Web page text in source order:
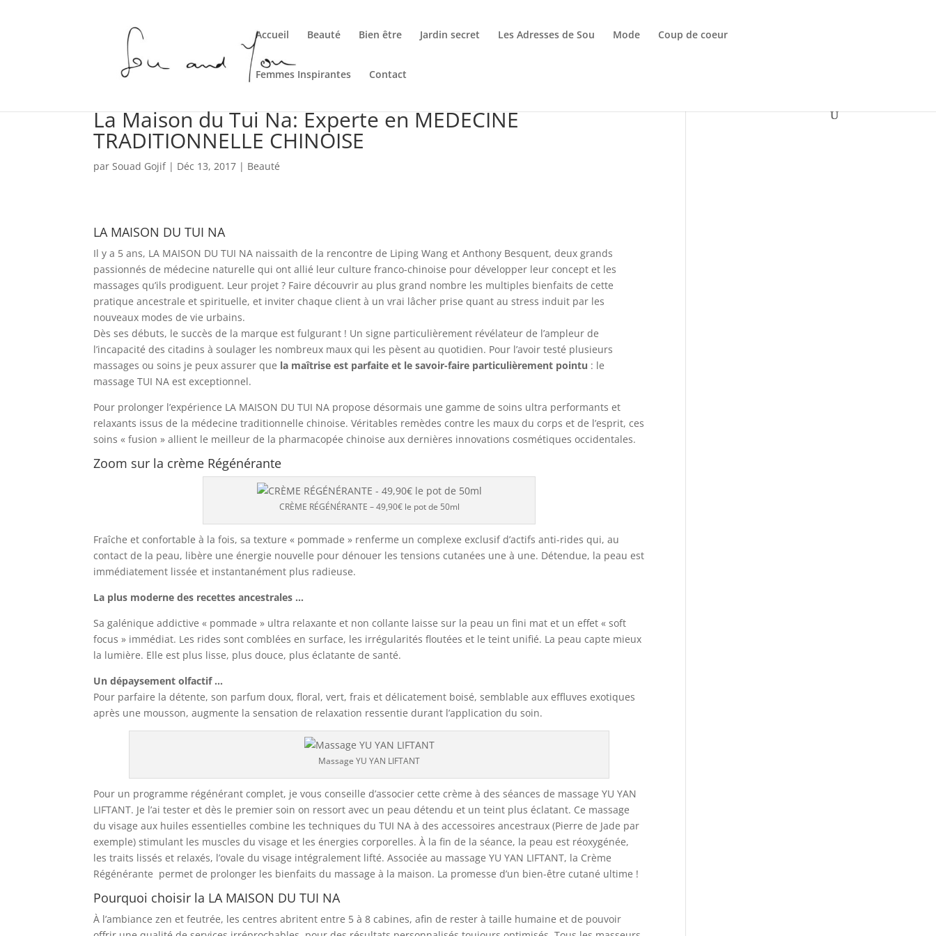
Accueil Beauté Bien être Jardin secret Les Adresses de Sou Mode Coup de coeur
Femmes Inspirantes Contact
La Maison du Tui Na: Experte en MÉDECINE
TRADITIONNELLE CHINOISE
parSouad Gojif| Déc 13, 2017 | Beauté
LA MAISON DU TUI NA
Il y a 5 ans, LA MAISON DU TUI NA naissaith de la rencontre de Liping Wang et Anthony Besquent, deux grands
passionnés de médecine naturelle qui ont allié leur culture franco-chinoise pour développer leur concept et les
massages qu’ils prodiguent. Leur projet ? Faire découvrir au plus grand nombre les multiples bienfaits de cette
pratique ancestrale et spirituelle, et inviter chaque client à un vrai lâcher prise quant au stress induit par les
nouveaux modes de vie urbains.
Dès ses débuts, le succès de la marque est fulgurant ! Un signe particulièrement révélateur de l’ampleur de
l’incapacité des citadins à soulager les nombreux maux qui les pèsent au quotidien. Pour l’avoir testé plusieurs
massages ou soins je peux assurer que la maîtrise est parfaite et le savoir-faire particulièrement pointu : le
massage TUI NA est exceptionnel.
Pour prolonger l’expérience LA MAISON DU TUI NA propose désormais une gamme de soins ultra performants et
relaxants issus de la médecine traditionnelle chinoise. Véritables remèdes contre les maux du corps et de l’esprit, ces
soins « fusion » allient le meilleur de la pharmacopée chinoise aux dernières innovations cosmétiques occidentales.
Zoom sur la crème Régénérante
CRÈME RÉGÉNÉRANTE – 49,90€ le pot de 50ml
Fraîche et confortable à la fois, sa texture « pommade » renferme un complexe exclusif d’actifs anti-rides qui, au
contact de la peau, libère une énergie nouvelle pour dénouer les tensions cutanées une à une. Détendue, la peau est
immédiatement lissée et instantanément plus radieuse.
La plus moderne des recettes ancestrales …
Sa galénique addictive « pommade » ultra relaxante et non collante laisse sur la peau un fini mat et un effet « soft
focus » immédiat. Les rides sont comblées en surface, les irrégularités floutées et le teint unifié. La peau capte mieux
la lumière. Elle est plus lisse, plus douce, plus éclatante de santé.
Un dépaysement olfactif …
Pour parfaire la détente, son parfum doux, floral, vert, frais et délicatement boisé, semblable aux effluves exotiques
après une mousson, augmente la sensation de relaxation ressentie durant l’application du soin.
Massage YU YAN LIFTANT
Pour un programme régénérant complet, je vous conseille d’associer cette crème à des séances de massage YU YAN
LIFTANT. Je l’ai tester et dès le premier soin on ressort avec un peau détendu et un teint plus éclatant. Ce massage
du visage aux huiles essentielles combine les techniques du TUI NA à des accessoires ancestraux (Pierre de Jade par
exemple) stimulant les muscles du visage et les énergies corporelles. À la fin de la séance, la peau est réoxygénée,
les traits lissés et relaxés, l’ovale du visage intégralement lifté. Associée au massage YU YAN LIFTANT, la Crème
Régénérante permet de prolonger les bienfaits du massage à la maison. La promesse d’un bien-être cutané ultime !
Pourquoi choisir la LA MAISON DU TUI NA
À l’ambiance zen et feutrée, les centres abritent entre 5 à 8 cabines, afin de rester à taille humaine et de pouvoir